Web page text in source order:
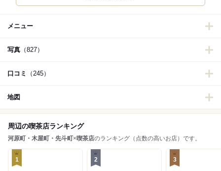
メニュー
写真 （827）
口コミ （245）
地図
周辺の喫茶店ランキング
河原町・木屋町・先斗町×喫茶店のランキング（点数の高いお店）です。
1 2 3